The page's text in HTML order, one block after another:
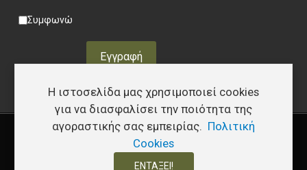
Privacy checkbox
Συμφωνώ
Εγγραφή
Η ιστοσελίδα μας χρησιμοποιεί cookies
για να διασφαλίσει την ποιότητα της
αγοραστικής σας εμπειρίας. Πολιτική
Cookies
ΕΝΤΆΞΕΙ!